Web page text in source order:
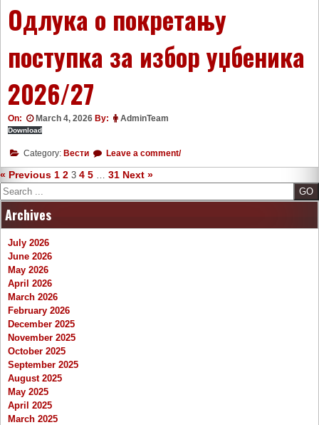
Одлука о покретању
поступка за избор уџбеника
2026/27
On: March 4, 2026 By: AdminTeam
Download
Category: Вести Leave a comment/
« Previous 1 2 3 4 5 31 Next »
Search
Archives
July 2026
June 2026
May 2026
April 2026
March 2026
February 2026
December 2025
November 2025
October 2025
September 2025
August 2025
May 2025
April 2025
March 2025